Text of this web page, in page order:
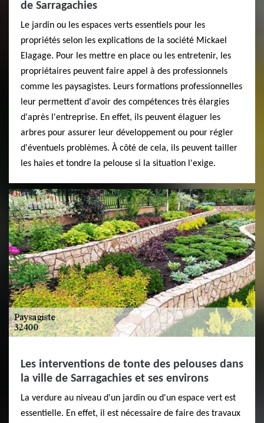
de Sarragachies
Le jardin ou les espaces verts essentiels pour les
propriétés selon les explications de la société Mickael
Elagage. Pour les mettre en place ou les entretenir, les
propriétaires peuvent faire appel à des professionnels
comme les paysagistes. Leurs formations professionnelles
leur permettent d'avoir des compétences très élargies
d'après l'entreprise. En effet, ils peuvent élaguer les
arbres pour assurer leur développement ou pour régler
d'éventuels problèmes. À côté de cela, ils peuvent tailler
les haies et tondre la pelouse si la situation l'exige.
Les interventions de tonte des pelouses dans
la ville de Sarragachies et ses environs
La verdure au niveau d'un jardin ou d'un espace vert est
essentielle. En effet, il est nécessaire de faire des travaux